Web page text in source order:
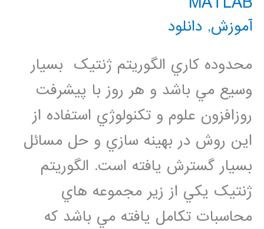
آموزش, دانلود
محدوده کاري الگوريتم ژنتيک بسيار
وسيع مي باشد و هر روز با پيشرفت
روزافزون علوم و تکنولوژي استفاده از
اين روش در بهينه سازي و حل مسائل
بسيار گسترش يافته است. الگوريتم
ژنتيک يکي از زير مجموعه هاي
محاسبات تکامل يافته مي باشد که